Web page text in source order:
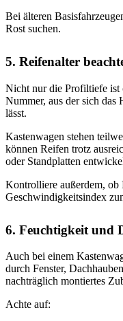
Bei älteren
Rost suchen.
5. Reifenalter
Nicht nur die Profiltiefe ist
Nummer, aus der sich das
lässt.
Kastenwagen stehen
können Reifen trotz
oder Standplatten
Kontrolliere außerdem,
Geschwindigkeitsindex
6. Feuchtigkeit und
Auch bei einem
durch Fenster,
nachträglich montiertes
Achte auf: